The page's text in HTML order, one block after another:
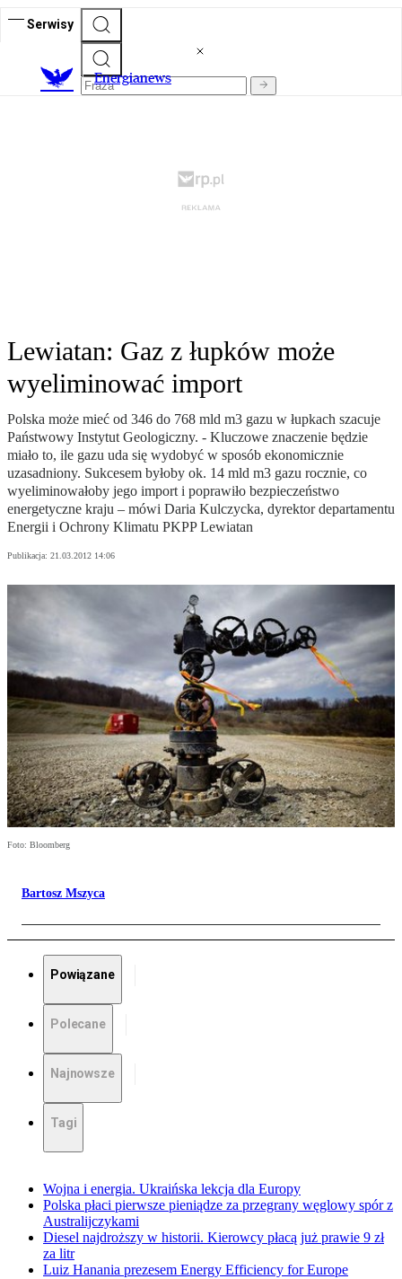
Serwisy
Energianews
Lewiatan: Gaz z łupków może
wyeliminować import
Polska może mieć od 346 do 768 mld m3 gazu w łupkach szacuje
Państwowy Instytut Geologiczny. - Kluczowe znaczenie będzie
miało to, ile gazu uda się wydobyć w sposób ekonomicznie
uzasadniony. Sukcesem byłoby ok. 14 mld m3 gazu rocznie, co
wyeliminowałoby jego import i poprawiło bezpieczeństwo
energetyczne kraju – mówi Daria Kulczycka, dyrektor departamentu
Energii i Ochrony Klimatu PKPP Lewiatan
Publikacja: 21.03.2012 14:06
Foto: Bloomberg
Bartosz Mszyca
Powiązane
Polecane
Najnowsze
Tagi
Wojna i energia. Ukraińska lekcja dla Europy
Polska płaci pierwsze pieniądze za przegrany węglowy spór z
Australijczykami
Diesel najdroższy w historii. Kierowcy płacą już prawie 9 zł
za litr
Luiz Hanania prezesem Energy Efficiency for Europe